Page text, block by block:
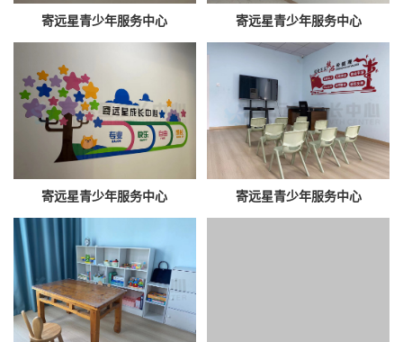
寄远星青少年服务中心 寄远星青少年服务中心
寄远星青少年服务中心 寄远星青少年服务中心